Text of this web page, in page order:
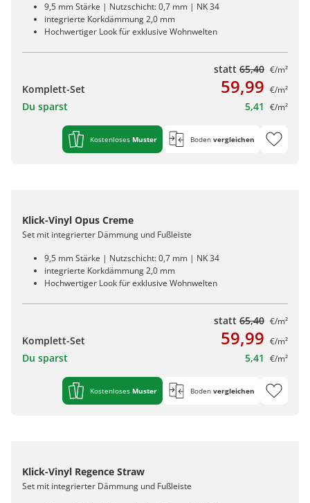
9,5 mm Stärke | Nutzschicht: 0,7 mm | NK 34
integrierte Korkdämmung 2,0 mm
Hochwertiger Look für exklusive Wohnwelten
statt 65,40 €/m²
Komplett-Set 59,99 €/m²
Du sparst 5,41 €/m²
Kostenloses Muster Boden vergleichen
Klick-Vinyl Opus Creme
Set mit integrierter Dämmung und Fußleiste
9,5 mm Stärke | Nutzschicht: 0,7 mm | NK 34
integrierte Korkdämmung 2,0 mm
Hochwertiger Look für exklusive Wohnwelten
statt 65,40 €/m²
Komplett-Set 59,99 €/m²
Du sparst 5,41 €/m²
Kostenloses Muster Boden vergleichen
Klick-Vinyl Regence Straw
Set mit integrierter Dämmung und Fußleiste